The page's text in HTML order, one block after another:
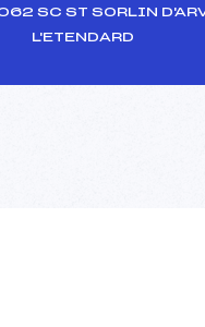
SC ST SORLIN
L'ETENDARD